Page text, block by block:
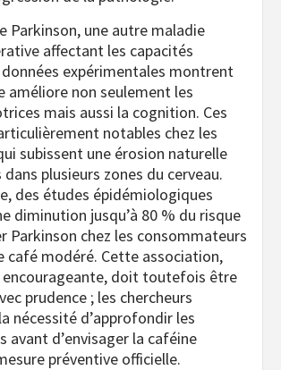
Parkinson, une autre maladie
affectant les capacités
expérimentales montrent
améliore non seulement les
mais aussi la cognition. Ces
notables chez les
subissent une érosion naturelle
plusieurs zones du cerveau.
des études épidémiologiques
diminution jusqu’à 80 % du risque
Parkinson chez les consommateurs
café modéré. Cette association,
encourageante, doit toutefois être
prudence ; les chercheurs
nécessité d’approfondir les
avant d’envisager la caféine
préventive officielle.